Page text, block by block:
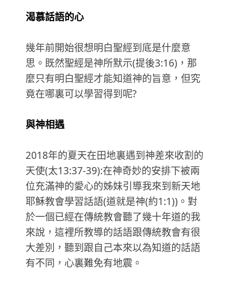
渴慕話語的心
幾年前開始很想明白聖經到底是什麼意
思。既然聖經是神所默示(提後3:16)，那
麼只有明白聖經才能知道神的旨意，但究
竟在哪裏可以學習得到呢?
與神相遇
2018年的夏天在田地裏遇到神差來收割的
天使(太13:37-39):在神奇妙的安排下被兩
位充滿神的愛心的姊妹引導我來到新天地
耶穌教會學習話語(道就是神(約1:1))。對
於一個已經在傳統教會聽了幾十年道的我
來說，這裡所教導的話語跟傳統教會有很
大差別，聽到跟自己本來以為知道的話語
有不同，心裏難免有地震。